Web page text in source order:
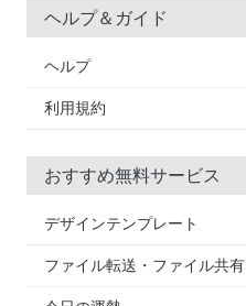
ヘルプ＆ガイド
ヘルプ
利用規約
おすすめ無料サービス
デザインテンプレート
ファイル転送・ファイル共有